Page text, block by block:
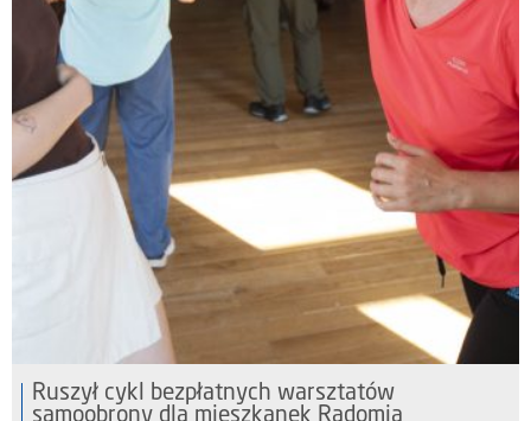
Ruszył cykl bezpłatnych warsztatów
samoobrony dla mieszkanek Radomia